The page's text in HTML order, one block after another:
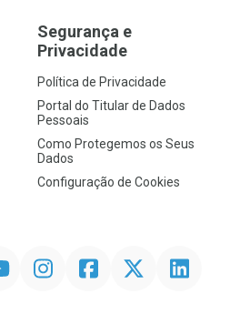
Segurança e
Privacidade
Política de Privacidade
Portal do Titular de Dados
Pessoais
Como Protegemos os Seus
Dados
Configuração de Cookies
InstagramFacebookTwitter Linkedin